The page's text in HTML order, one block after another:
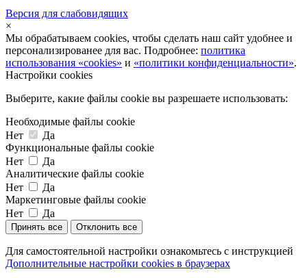
Версия для слабовидящих
×
Мы обрабатываем cookies, чтобы сделать наш сайт удобнее и
персонализированее для вас. Подробнее: политика
использования «cookies» и «политики конфиденциальности».
Настройки cookies
Выберите, какие файлы cookie вы разрешаете использовать:
Необходимые файлы cookie
Нет
Да
Функциональные файлы cookie
Нет
Да
Аналитические файлы cookie
Нет
Да
Маркетинговые файлы cookie
Нет
Да
Принять все Отклонить все
Для самостоятельной настройки ознакомьтесь с инструкцией
Дополнительные настройки cookies в браузерах